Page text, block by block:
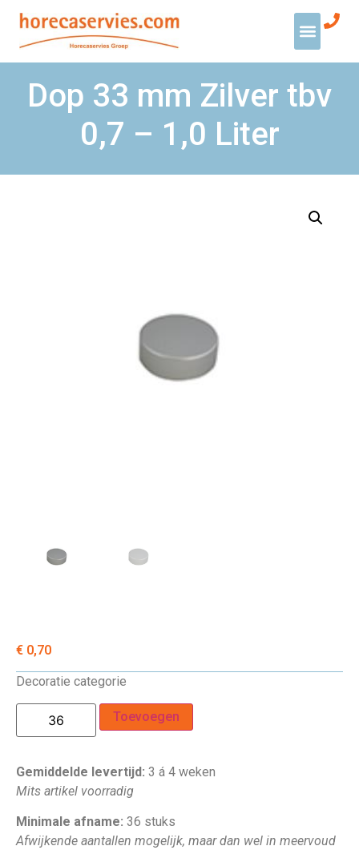
Dop 33 mm Zilver tbv
0,7 – 1,0 Liter
€ 0,70
Decoratie categorie
Toevoegen
Gemiddelde levertijd: 3 á 4 weken
Mits artikel voorradig
Minimale afname: 36 stuks
Afwijkende aantallen mogelijk, maar dan wel in meervoud